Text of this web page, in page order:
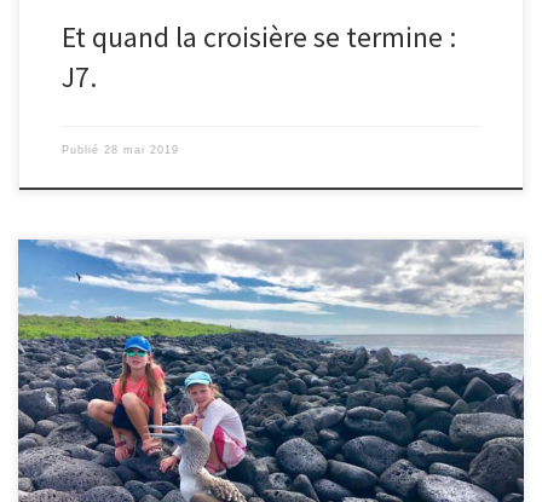
Et quand la croisière se termine :
J7.
Publié 28 mai 2019
Le 25/05/2019 – Ingrid. Nous nous réveillons à 6h30. Nous
débutons la journée par une petite excursion en zodiac afin
d’aller admirer une immense grotte traversée de part en part par
la mer avec une eau turquoise à couper le souffle: Cerro Brujo.
Cette excavation est impressionnante de par […]